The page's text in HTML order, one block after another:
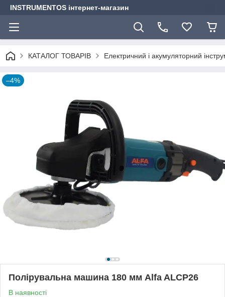
INSTRUMENTOS інтернет-магазин
КАТАЛОГ ТОВАРІВ Електричний і акумуляторний
–4%
Полірувальна машина 180 мм Alfa ALCP26
В наявності